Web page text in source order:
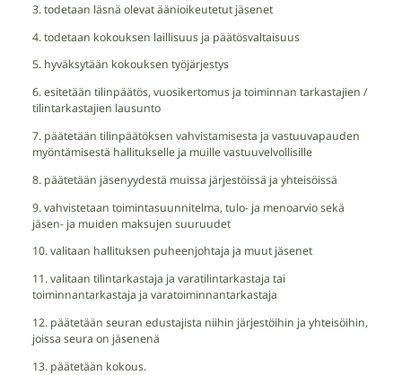
3. todetaan läsnä olevat äänioikeutetut jäsenet
4. todetaan kokouksen laillisuus ja päätösvaltaisuus
5. hyväksytään kokouksen työjärjestys
6. esitetään tilinpäätös, vuosikertomus ja toiminnan tarkastajien /
tilintarkastajien lausunto
7. päätetään tilinpäätöksen vahvistamisesta ja vastuuvapauden
myöntämisestä hallitukselle ja muille vastuuvelvollisille
8. päätetään jäsenyydestä muissa järjestöissä ja yhteisöissä
9. vahvistetaan toimintasuunnitelma, tulo- ja menoarvio sekä
jäsen- ja muiden maksujen suuruudet
10. valitaan hallituksen puheenjohtaja ja muut jäsenet
11. valitaan tilintarkastaja ja varatilintarkastaja tai
toiminnantarkastaja ja varatoiminnantarkastaja
12. päätetään seuran edustajista niihin järjestöihin ja yhteisöihin,
joissa seura on jäsenenä
13. päätetään kokous.